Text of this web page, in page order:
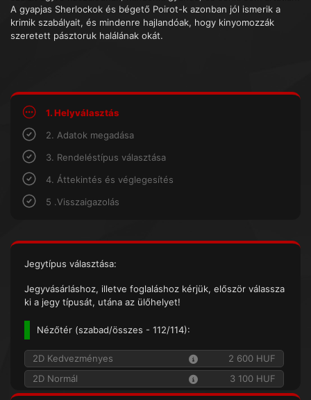
A gyapjas Sherlockok és bégető Poirot-k azonban jól ismerik a
krimik szabályait, és mindenre hajlandóak, hogy kinyomozzák
szeretett pásztoruk halálának okát.
1. Helyválasztás
2. Adatok megadása
3. Rendeléstípus választása
4. Áttekintés és véglegesítés
5 .Visszaigazolás
Jegytípus választása:
Jegyvásárláshoz, illetve foglaláshoz kérjük, először válassza
ki a jegy típusát, utána az ülőhelyet!
Nézőtér (szabad/összes - 112/114):
2D Kedvezményes
2 600 HUF
2D Normál
3 100 HUF